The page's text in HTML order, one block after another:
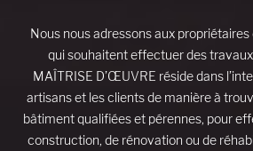
Nous nous adressons aux
qui souhaitent effectuer des travaux.
MAÎTRISE D’ŒUVRE réside dans
artisans et les clients de manière à
bâtiment qualifiées et pérennes, pour
construction, de rénovation ou de